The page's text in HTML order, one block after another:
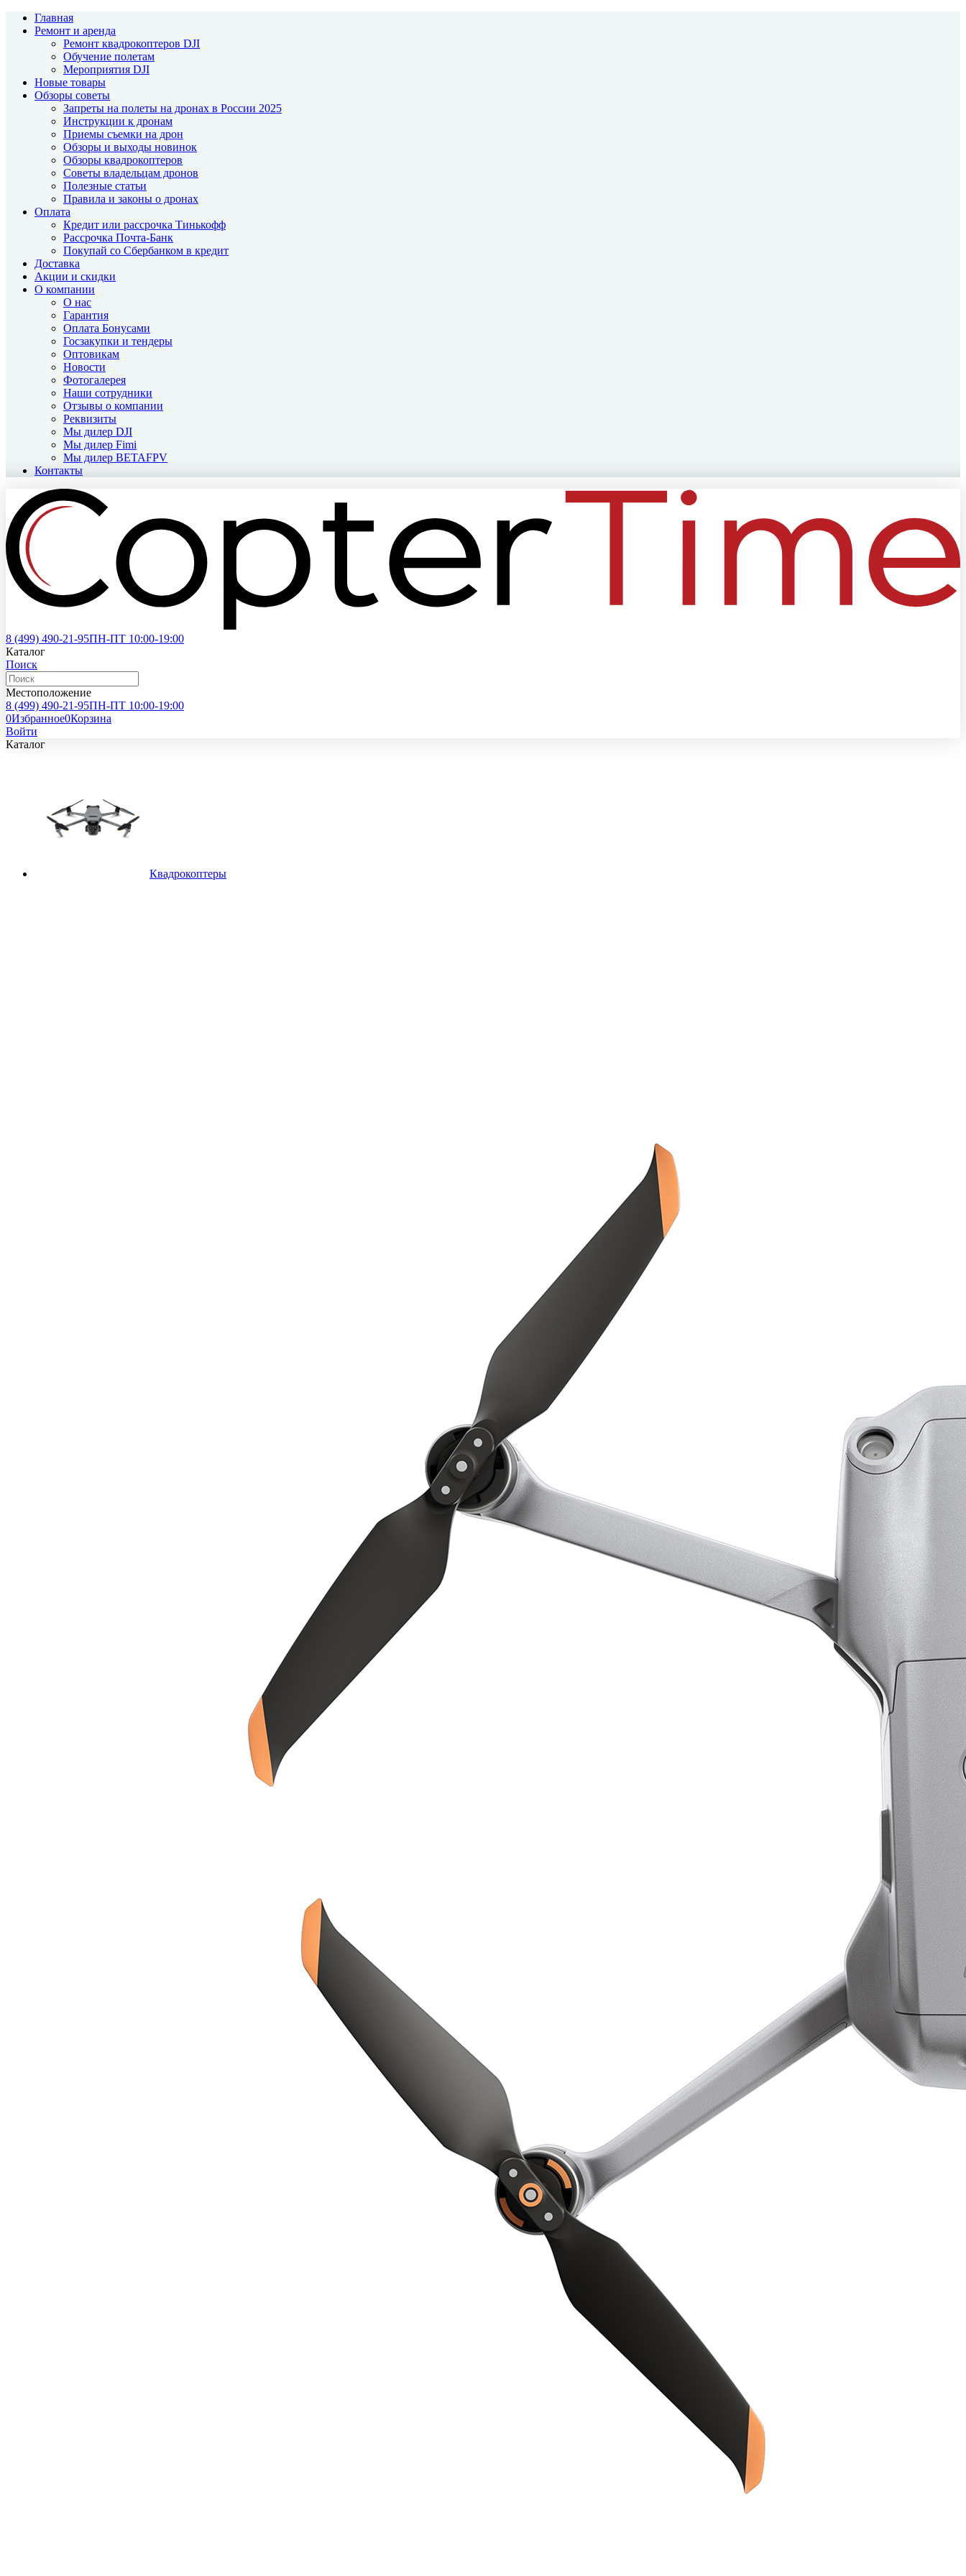
Главная
Ремонт и аренда
Ремонт квадрокоптеров DJI
Обучение полетам
Мероприятия DJI
Новые товары
Обзоры советы
Запреты на полеты на дронах в России 2025
Инструкции к дронам
Приемы съемки на дрон
Обзоры и выходы новинок
Обзоры квадрокоптеров
Советы владельцам дронов
Полезные статьи
Правила и законы о дронах
Оплата
Кредит или рассрочка Тинькофф
Рассрочка Почта-Банк
Покупай со Сбербанком в кредит
Доставка
Акции и скидки
О компании
О нас
Гарантия
Оплата Бонусами
Госзакупки и тендеры
Оптовикам
Новости
Фотогалерея
Наши сотрудники
Отзывы о компании
Реквизиты
Мы дилер DJI
Мы дилер Fimi
Мы дилер BETAFPV
Контакты
8 (499) 490-21-95ПН-ПТ 10:00-19:00
Каталог
Поиск
Местоположение
8 (499) 490-21-95ПН-ПТ 10:00-19:00
0Избранное0Корзина
Войти
Каталог
Квадрокоптеры